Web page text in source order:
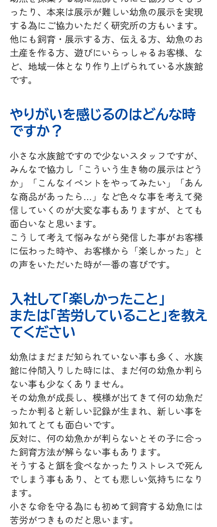
ったり、本来は展示が難しい幼魚の展示を実現
する為にご協力いただく研究所の方もいます。
他にも飼育・展示する方、伝える方、幼魚のお
土産を作る方、遊びにいらっしゃるお客様、な
ど、地域一体となり作り上げられている水族館
です。
やりがいを感じるのはどんな時
ですか？
小さな水族館ですので少ないスタッフですが、
みんなで協力し「こういう生き物の展示はどう
か」「こんなイベントをやってみたい」「あん
な商品があったら…」など色々な事を考えて発
信していくのが大変な事もありますが、とても
面白いなと思います。
こうして考えて悩みながら発信した事がお客様
に伝わった時や、お客様から「楽しかった」と
の声をいただいた時が一番の喜びです。
入社して「楽しかったこと」
または「苦労していること」を教え
てください
幼魚はまだまだ知られていない事も多く、水族
館に仲間入りした時には、まだ何の幼魚か判ら
ない事も少なくありません。
その幼魚が成長し、模様が出てきて何の幼魚だ
ったか判ると新しい記録が生まれ、新しい事を
知れてとても面白いです。
反対に、何の幼魚かが判らないとその子に合っ
た飼育方法が解らない事もあります。
そうすると餌を食べなかったりストレスで死ん
でしまう事もあり、とても悲しい気持ちになり
ます。
小さな命を守る為にも初めて飼育する幼魚には
苦労がつきものだと思います。